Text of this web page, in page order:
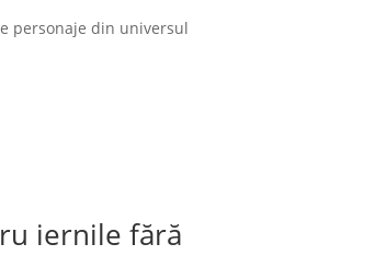
personaje din universul
iernile fără